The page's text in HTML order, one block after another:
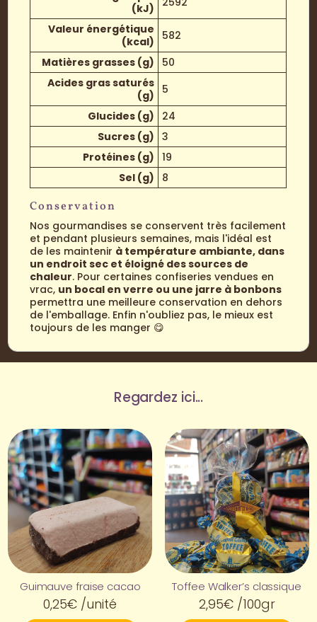
(kJ)
Valeur énergétique
(kcal)
582
Matières grasses (g)
50
Acides gras saturés
(g)
5
Glucides (g)
24
Sucres (g)
3
Protéines (g)
19
Sel (g)
8
Conservation
Nos gourmandises se conservent très facilement
et pendant plusieurs semaines, mais l'idéal est
de les maintenir à température ambiante, dans
un endroit sec et éloigné des sources de
chaleur. Pour certaines confiseries vendues en
vrac, un bocal en verre ou une jarre à bonbons
permettra une meilleure conservation en dehors
de l'emballage. Enfin n'oubliez pas, le mieux est
toujours de les manger 😋
Regardez ici...
Guimauve fraise cacao
0,25€ /unité
Toffee Walker’s classique
2,95€ /100gr